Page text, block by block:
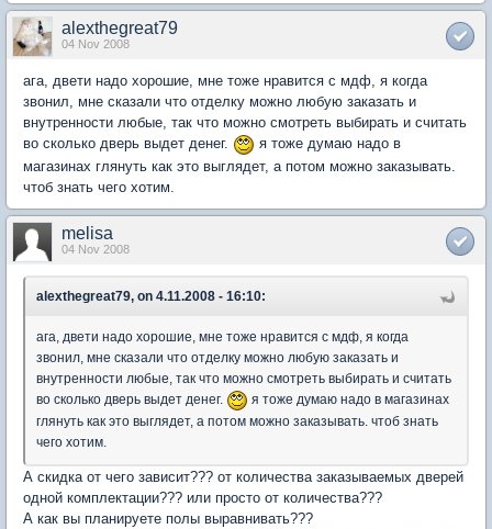
alexthegreat79
04 Nov 2008
ага, двети надо хорошие, мне тоже нравится с мдф, я когда
звонил, мне сказали что отделку можно любую заказать и
внутренности любые, так что можно смотреть выбирать и считать
во сколько дверь выдет денег.
я тоже думаю надо в
магазинах глянуть как это выглядет, а потом можно заказывать.
чтоб знать чего хотим.
melisa
04 Nov 2008
alexthegreat79, on 4.11.2008 - 16:10:
ага, двети надо хорошие, мне тоже нравится с мдф, я когда
звонил, мне сказали что отделку можно любую заказать и
внутренности любые, так что можно смотреть выбирать и считать
во сколько дверь выдет денег.
я тоже думаю надо в магазинах
глянуть как это выглядет, а потом можно заказывать. чтоб знать
чего хотим.
А скидка от чего зависит??? от количества заказываемых дверей
одной комплектации??? или просто от количества???
А как вы планируете полы выравнивать???